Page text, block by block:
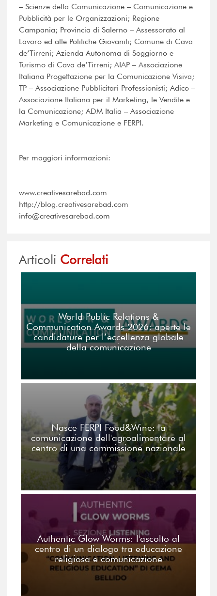
– Scienze della Comunicazione – Comunicazione e
Pubblicità per le Organizzazioni; Regione
Campania; Provincia di Salerno – Assessorato al
Lavoro ed alle Politiche Giovanili; Comune di Cava
de’Tirreni; Azienda Autonoma di Soggiorno e
Turismo di Cava de’Tirreni; AIAP – Associazione
Italiana Progettazione per la Comunicazione Visiva;
TP – Associazione Pubblicitari Professionisti; Adico –
Associazione Italiana per il Marketing, le Vendite e
la Comunicazione; ADM Italia – Associazione
Marketing e Comunicazione e FERPI.
Per maggiori informazioni:
www.creativesarebad.com
http://blog.creativesarebad.com
info@creativesarebad.com
Articoli Correlati
World Public Relations &
Communication Awards 2026: aperte le
candidature per l’eccellenza globale
della comunicazione
Nasce FERPI Food&Wine: la
comunicazione dell'agroalimentare al
centro di una commissione nazionale
Authentic Glow Worms: l'ascolto al
centro di un dialogo tra educazione
religiosa e comunicazione